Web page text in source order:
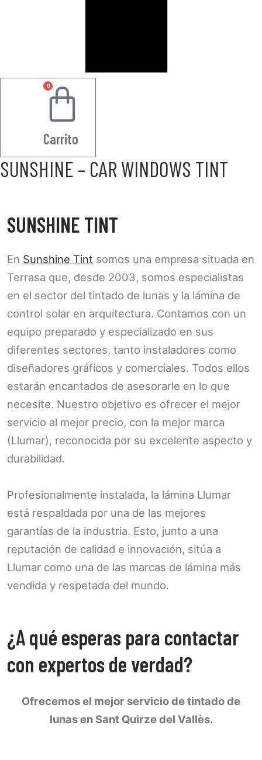
0
Carrito
SUNSHINE – CAR WINDOWS TINT
SUNSHINE TINT
En Sunshine Tint somos una empresa situada en
Terrasa que, desde 2003, somos especialistas
en el sector del tintado de lunas y la lámina de
control solar en arquitectura. Contamos con un
equipo preparado y especializado en sus
diferentes sectores, tanto instaladores como
diseñadores gráficos y comerciales. Todos ellos
estarán encantados de asesorarle en lo que
necesite. Nuestro objetivo es ofrecer el mejor
servicio al mejor precio, con la mejor marca
(Llumar), reconocida por su excelente aspecto y
durabilidad.
Profesionalmente instalada, la lámina Llumar
está respaldada por una de las mejores
garantías de la industria. Esto, junto a una
reputación de calidad e innovación, sitúa a
Llumar como una de las marcas de lámina más
vendida y respetada del mundo.
¿A qué esperas para contactar
con expertos de verdad?
Ofrecemos el mejor servicio de tintado de
lunas en Sant Quirze del Vallès.